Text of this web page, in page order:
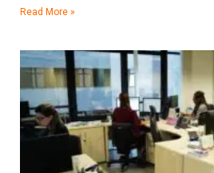
Read More »